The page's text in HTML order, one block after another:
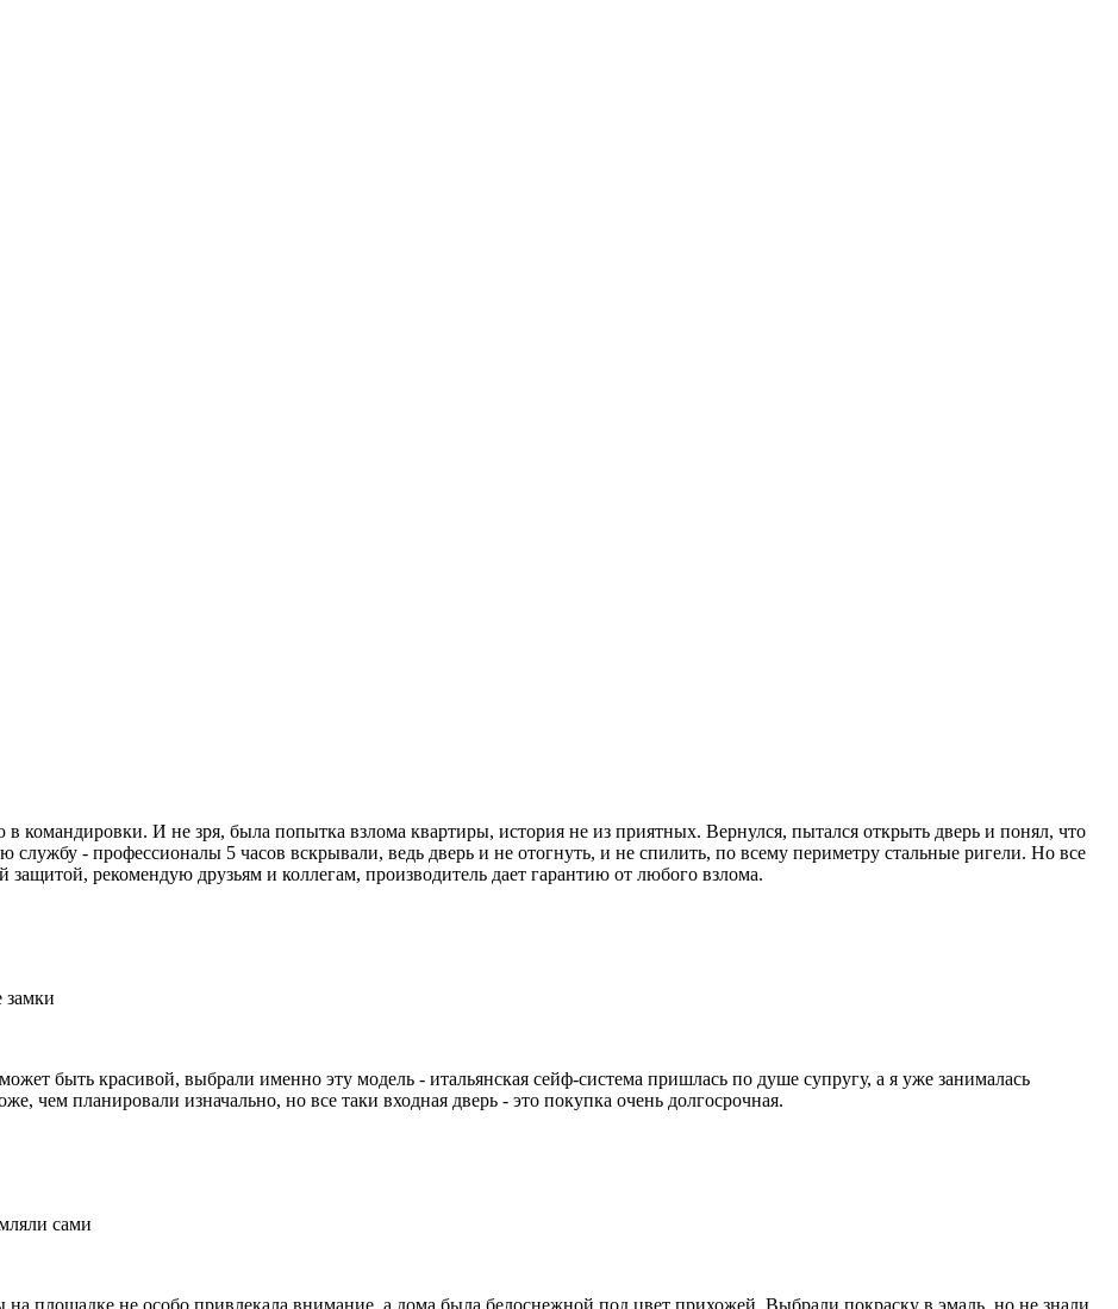
в командировки. И не зря, была попытка взлома квартиры, история не из приятных. Вернулся, пытался открыть дверь и понял, что
службу - профессионалы 5 часов вскрывали, ведь дверь и не отогнуть, и не спилить, по всему периметру стальные ригели. Но все
рекомендую друзьям и коллегам, производитель дает гарантию от любого взлома.
замки
быть красивой, выбрали именно эту модель - итальянская сейф-система пришлась по душе супругу, а я уже занималась
чем планировали изначально, но все таки входная дверь - это покупка очень долгосрочная.
сами
площадке не особо привлекала внимание, а дома была белоснежной под цвет прихожей. Выбрали покраску в эмаль, но не знали,